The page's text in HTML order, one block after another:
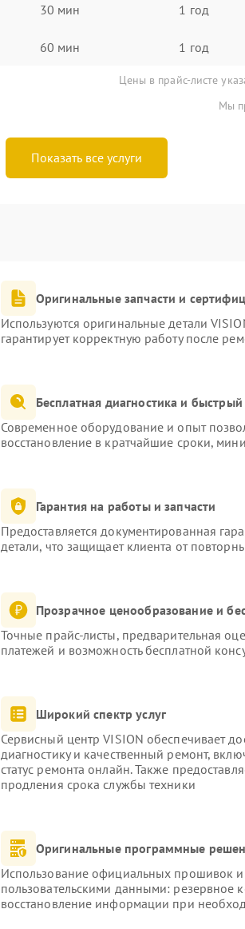
30 мин 1 год
60 мин 1 год
Цены в прайс-листе
Мы
Показать все услуги
Оригинальные запчасти и
Используются оригинальные детали
гарантирует корректную работу после
Бесплатная диагностика и
Современное оборудование и опыт
восстановление в кратчайшие сроки,
Гарантия на работы и запчасти
Предоставляется документированная
детали, что защищает клиента от
Прозрачное ценообразование и
Точные прайс-листы, предварительная
платежей и возможность бесплатной
Широкий спектр услуг
Сервисный центр VISION обеспечивает
диагностику и качественный ремонт,
статус ремонта онлайн. Также
продления срока службы техники
Оригинальные программные
Использование официальных прошивок и
пользовательскими данными: резервное
восстановление информации при